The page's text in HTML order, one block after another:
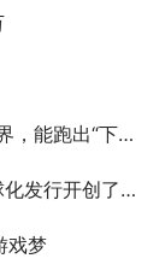
个Lululemon”吗
开创了新局面
戏梦